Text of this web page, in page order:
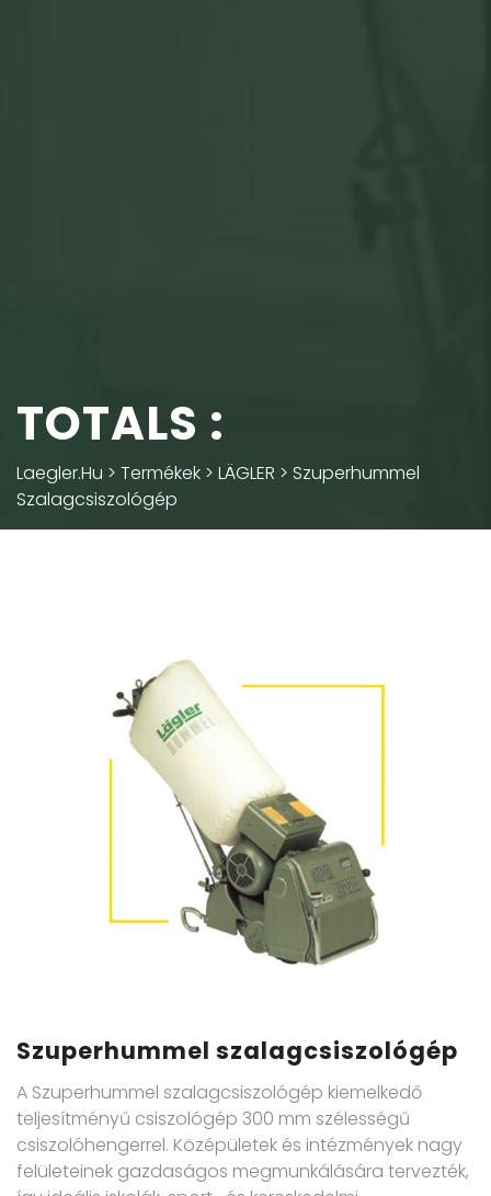
TOTALS :
Laegler.hu > Termékek > LÄGLER > Szuperhummel
Szalagcsiszológép
Szuperhummel szalagcsiszológép
A Szuperhummel szalagcsiszológép kiemelkedő
teljesítményű csiszológép 300 mm szélességű
csiszolóhengerrel. Középületek és intézmények nagy
felületeinek gazdaságos megmunkálására tervezték,